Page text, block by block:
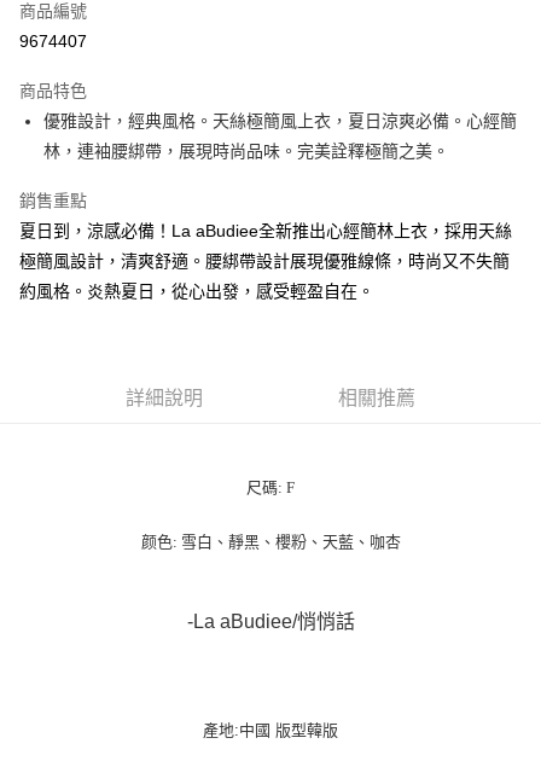
LINE Pay
悠遊付
ATM付款
貨到付款
運送方式
付款後全家純取貨
每筆NT$100，滿NT$1,500(含以上)免運費
每筆NT$100，滿NT$1,000(含以上)免運費
商品編號
9674407
商品特色
優雅設計，經典風格。天絲極簡風上衣，夏日涼爽必備。心經簡
林，連袖腰綁帶，展現時尚品味。完美詮釋極簡之美。
銷售重點
夏日到，涼感必備！La aBudiee全新推出心經簡林上衣，採用天絲
極簡風設計，清爽舒適。腰綁帶設計展現優雅線條，時尚又不失簡
約風格。炎熱夏日，從心出發，感受輕盈自在。
詳細說明 相關推薦
尺碼: F
颜色: 雪白、靜黑、櫻粉、天藍、咖杏
-La aBudiee/悄悄話
產地:中國 版型韓版